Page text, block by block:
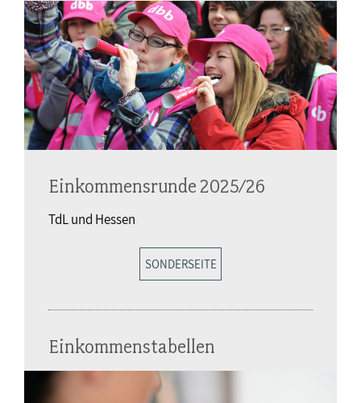
Einkommensrunde 2025/26
TdL und Hessen
SONDERSEITE
Einkommenstabellen